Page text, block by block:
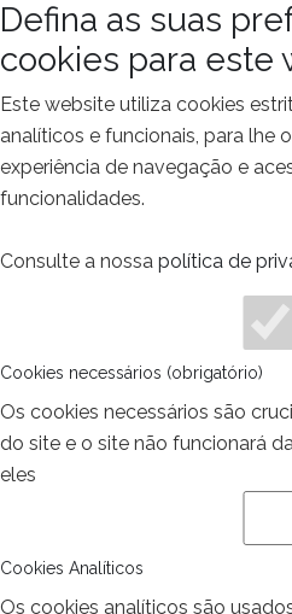
Defina as suas
cookies para este
Este website utiliza cookies
analíticos e funcionais, para lhe
experiência de navegação e
funcionalidades.
Consulte a nossa política de
Cookies necessários (obrigatório)
Os cookies necessários são
do site e o site não funcionará
eles
Cookies Analíticos
Os cookies analíticos são